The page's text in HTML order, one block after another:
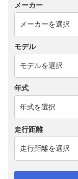
メーカー
モデル
年式
走行距離